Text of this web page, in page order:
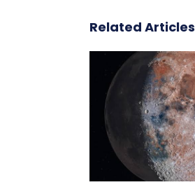
Related Articles